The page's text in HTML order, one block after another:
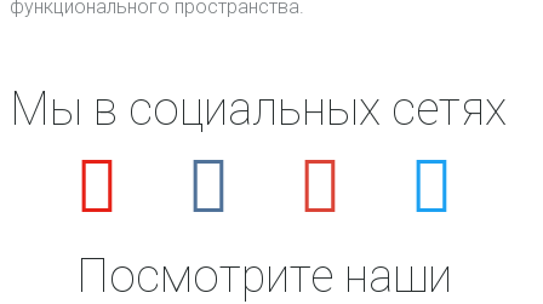
функционального пространства.
Мы в социальных сетях
Посмотрите наши